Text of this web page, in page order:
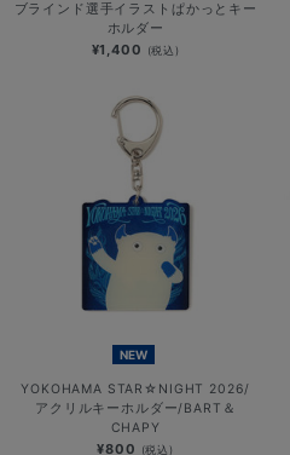
ブラインド選手イラストぱかっとキー
ホルダー
¥1,400 (税込)
NEW
YOKOHAMA STAR☆NIGHT 2026/
アクリルキーホルダー/BART＆
CHAPY
¥800 (税込)